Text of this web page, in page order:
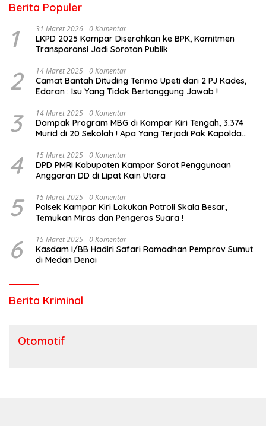
Berita Populer
1 31 Maret 2026 0 Komentar
LKPD 2025 Kampar Diserahkan ke BPK, Komitmen
Transparansi Jadi Sorotan Publik
2 14 Maret 2025 0 Komentar
Camat Bantah Dituding Terima Upeti dari 2 PJ Kades,
Edaran : Isu Yang Tidak Bertanggung Jawab !
3 14 Maret 2025 0 Komentar
Dampak Program MBG di Kampar Kiri Tengah, 3.374
Murid di 20 Sekolah ! Apa Yang Terjadi Pak Kapolda
4 15 Maret 2025 0 Komentar
DPD PMRI Kabupaten Kampar Sorot Penggunaan
Anggaran DD di Lipat Kain Utara
5 15 Maret 2025 0 Komentar
Polsek Kampar Kiri Lakukan Patroli Skala Besar,
Temukan Miras dan Pengeras Suara !
6 15 Maret 2025 0 Komentar
Kasdam I/BB Hadiri Safari Ramadhan Pemprov Sumut
di Medan Denai
Berita Kriminal
Otomotif